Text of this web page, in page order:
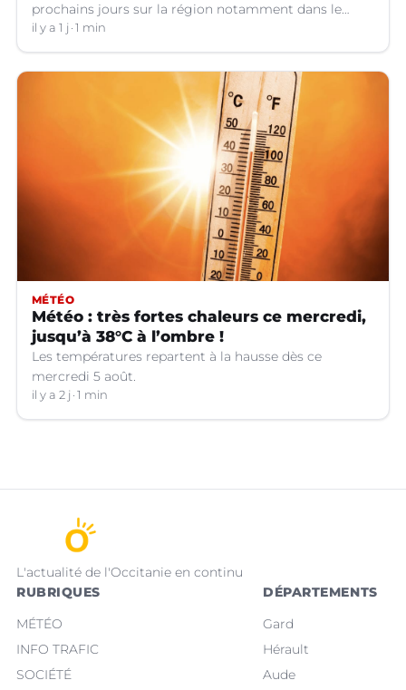
prochains jours sur la région notamment dans le
Languedoc.
il y a 1 j 1 min
MÉTÉO
Météo : très fortes chaleurs ce mercredi,
jusqu’à 38°C à l’ombre !
Les températures repartent à la hausse dès ce
mercredi 5 août.
il y a 2 j 1 min
L'actualité de l'Occitanie en continu
RUBRIQUES
MÉTÉO
INFO TRAFIC
SOCIÉTÉ
DÉPARTEMENTS
Gard
Hérault
Aude